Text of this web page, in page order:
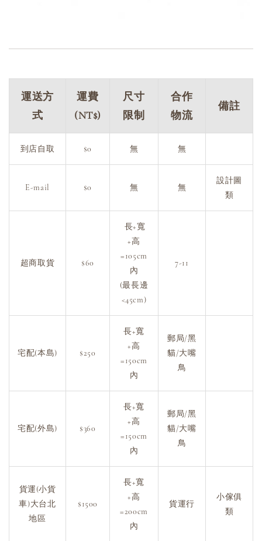
運送方
式
運費
(NT$)
尺寸
限制
合作
物流
備註
到店自取 $0 無 無
E-mail $0 無 無
設計圖
類
超商取貨 $60
長+寬
+高
=105cm
內
(最長邊
<45cm)
7-11
宅配(本島) $250
長+寬
+高
=150cm
內
郵局/黑
貓/大嘴
鳥
宅配(外島) $360
長+寬
+高
=150cm
內
郵局/黑
貓/大嘴
鳥
貨運(小貨
車)大台北
地區
$1500
長+寬
+高
=200cm
內
貨運行
小傢俱
類